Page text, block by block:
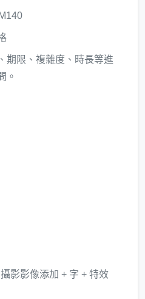
期限、複雜度、時長等進
。
影影像添加 + 字 + 特效